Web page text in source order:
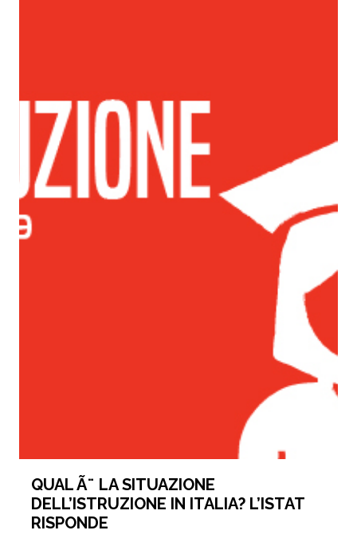
QUAL Ã¨ LA SITUAZIONE
DELL’ISTRUZIONE IN ITALIA? L’ISTAT
RISPONDE